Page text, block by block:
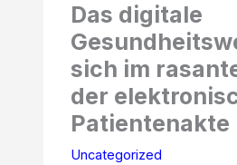
Das digitale
sich im
der
Patientenakte
Uncategorized